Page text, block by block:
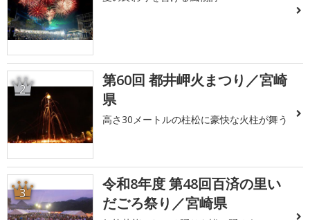
2
第60回 都井岬火まつり／宮崎
県
高さ30メートルの柱松に豪快な火柱が舞う
3
令和8年度 第48回百済の里い
だごろ祭り／宮崎県